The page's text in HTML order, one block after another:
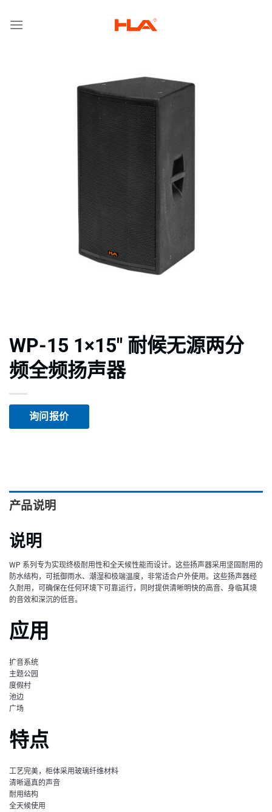
WP-15 1×15″ 耐候无源两分
频全频扬声器
询问报价
产品说明
说明
WP 系列专为实现终极耐用性和全天候性能而设计。这些扬声器采用坚固耐用的
防水结构，可抵御雨水、潮湿和极端温度，非常适合户外使用。这些扬声器经
久耐用，可确保在任何环境下可靠运行，同时提供清晰明快的高音、身临其境
的音效和深沉的低音。
应用
扩音系统
主题公园
度假村
池边
广场
特点
工艺完美，柜体采用玻璃纤维材料
清晰逼真的声音
耐用结构
全天候使用